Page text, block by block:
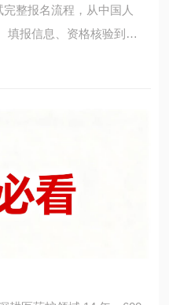
整报名流程，从中国人
填报信息、资格核验到网
承诺制两种办理方式操